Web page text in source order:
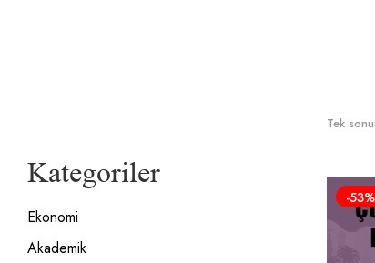
Kategoriler
Ekonomi
Akademik
Tek
-53%